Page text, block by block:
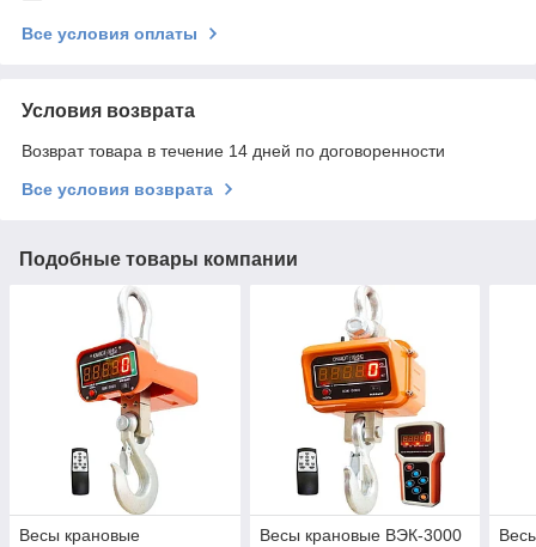
Все условия оплаты
Условия возврата
Возврат товара в течение 14 дней по договоренности
Все условия возврата
Подобные товары компании
Весы крановые
Весы крановые ВЭК-3000